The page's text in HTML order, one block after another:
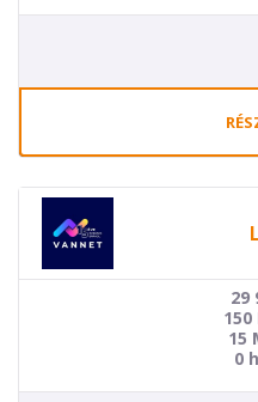
29
15
0